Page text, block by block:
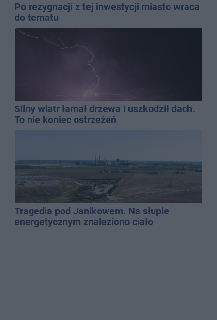
Po rezygnacji z tej inwestycji miasto wraca
do tematu
Silny wiatr łamał drzewa i uszkodził dach.
To nie koniec ostrzeżeń
Tragedia pod Janikowem. Na słupie
energetycznym znaleziono ciało